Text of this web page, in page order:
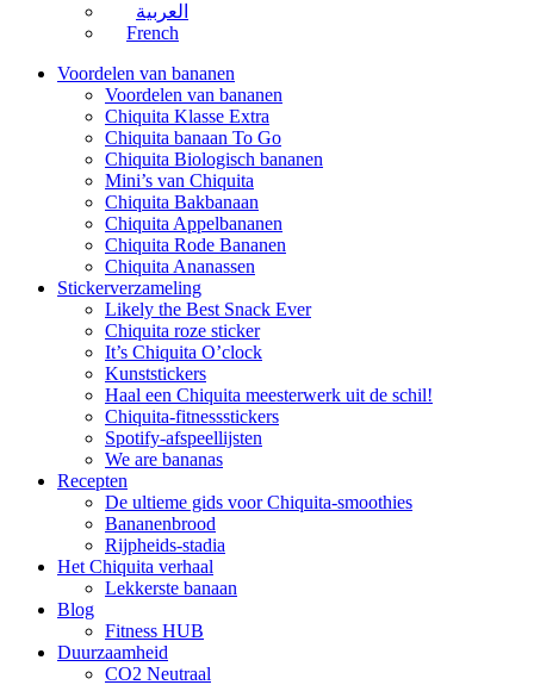
العربية
French
Voordelen van bananen
Voordelen van bananen
Chiquita Klasse Extra
Chiquita banaan To Go
Chiquita Biologisch bananen
Mini’s van Chiquita
Chiquita Bakbanaan
Chiquita Appelbananen
Chiquita Rode Bananen
Chiquita Ananassen
Stickerverzameling
Likely the Best Snack Ever
Chiquita roze sticker
It’s Chiquita O’clock
Kunststickers
Haal een Chiquita meesterwerk uit de schil!
Chiquita-fitnessstickers
Spotify-afspeellijsten
We are bananas
Recepten
De ultieme gids voor Chiquita-smoothies
Bananenbrood
Rijpheids-stadia
Het Chiquita verhaal
Lekkerste banaan
Blog
Fitness HUB
Duurzaamheid
CO2 Neutraal